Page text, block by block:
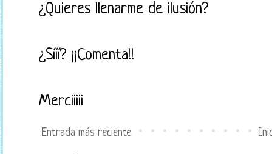
¿Quieres llenarme de ilusión?
¿Sííí? ¡¡Comenta!!
Merciiiii
Entrada más reciente